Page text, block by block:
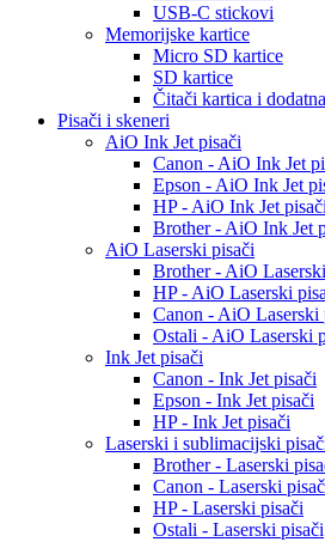
USB-C stickovi
Memorijske kartice
Micro SD kartice
SD kartice
Čitači kartica i
Pisači i skeneri
AiO Ink Jet pisači
Canon - AiO Ink Jet
Epson - AiO Ink Jet
HP - AiO Ink Jet pisači
Brother - AiO Ink Jet
AiO Laserski pisači
Brother - AiO
HP - AiO Laserski
Canon - AiO Laserski
Ostali - AiO Laserski
Ink Jet pisači
Canon - Ink Jet pisači
Epson - Ink Jet pisači
HP - Ink Jet pisači
Laserski i sublimacijski
Brother - Laserski
Canon - Laserski
HP - Laserski pisači
Ostali - Laserski pisači